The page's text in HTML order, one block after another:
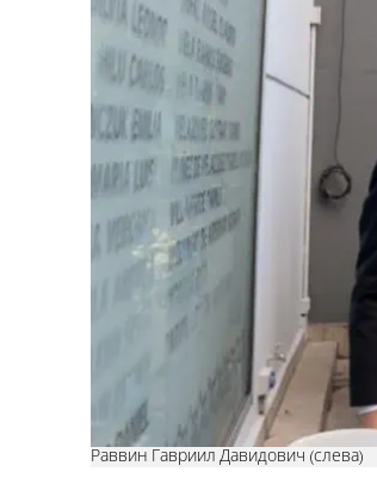
Раввин Гавриил Давидович (слева)